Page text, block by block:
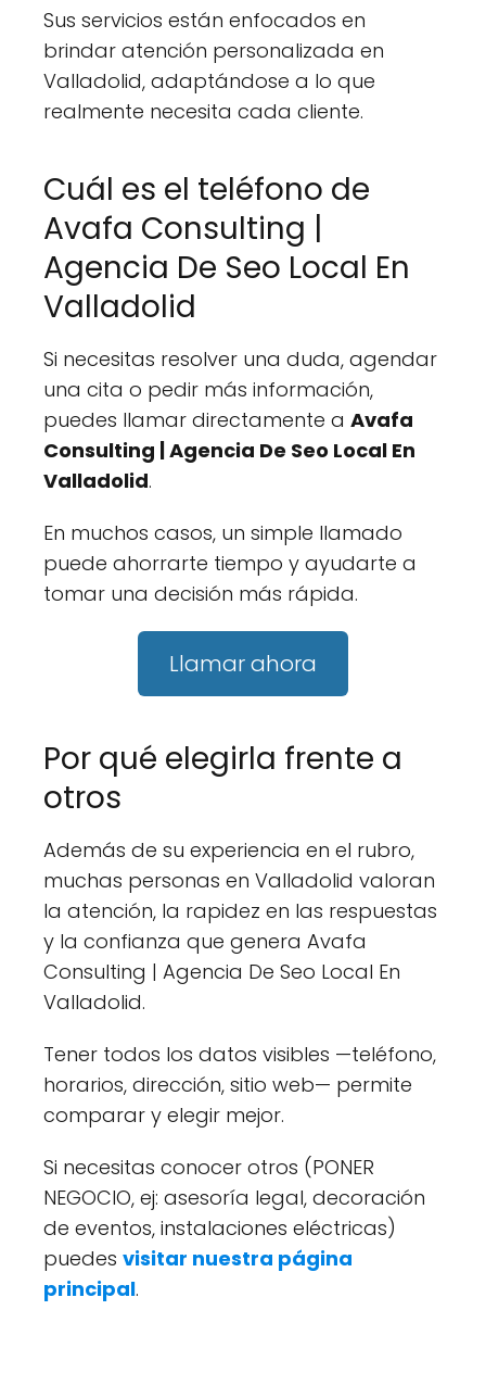
Sus servicios están enfocados en
brindar atención personalizada en
Valladolid, adaptándose a lo que
realmente necesita cada cliente.
Cuál es el teléfono de
Avafa Consulting |
Agencia De Seo Local En
Valladolid
Si necesitas resolver una duda, agendar
una cita o pedir más información,
puedes llamar directamente a Avafa
Consulting | Agencia De Seo Local En
Valladolid.
En muchos casos, un simple llamado
puede ahorrarte tiempo y ayudarte a
tomar una decisión más rápida.
Llamar ahora
Por qué elegirla frente a
otros
Además de su experiencia en el rubro,
muchas personas en Valladolid valoran
la atención, la rapidez en las respuestas
y la confianza que genera Avafa
Consulting | Agencia De Seo Local En
Valladolid.
Tener todos los datos visibles —teléfono,
horarios, dirección, sitio web— permite
comparar y elegir mejor.
Si necesitas conocer otros (PONER
NEGOCIO, ej: asesoría legal, decoración
de eventos, instalaciones eléctricas)
puedes visitar nuestra página
principal.